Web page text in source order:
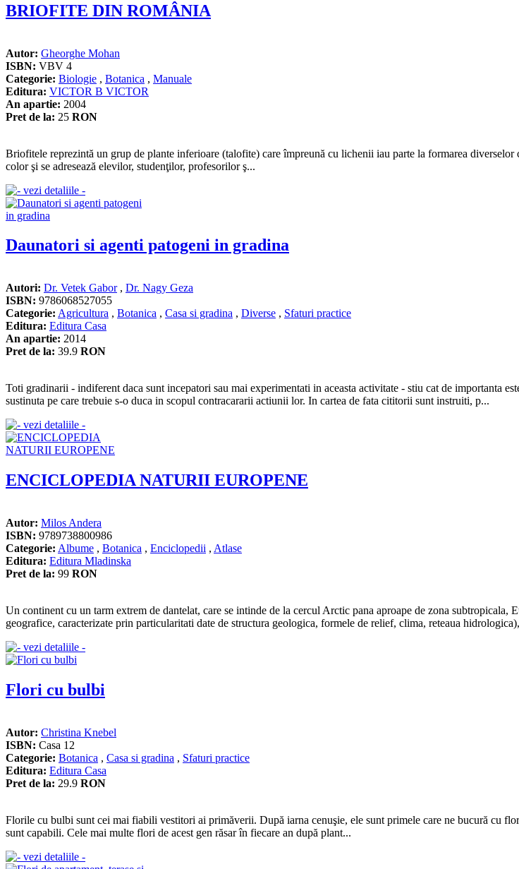
BRIOFITE DIN ROMÂNIA
Autor: Gheorghe Mohan
ISBN: VBV 4
Categorie: Biologie , Botanica , Manuale
Editura: VICTOR B VICTOR
An apartie: 2004
Pret de la: 25 RON
Briofitele reprezintă un grup de plante inferioare (talofite) care împreună cu lichenii iau parte la formarea
color şi se adresează elevilor, studenţilor, profesorilor ş...
Daunatori si agenti patogeni in gradina
Autori: Dr. Vetek Gabor, Dr. Nagy Geza
ISBN: 9786068527055
Categorie: Agricultura , Botanica , Casa si gradina , Diverse , Sfaturi practice
Editura: Editura Casa
An apartie: 2014
Pret de la: 39.9 RON
Toti gradinarii - indiferent daca sunt incepatori sau mai experimentati in aceasta activitate - stiu cat de importanta
sustinuta pe care trebuie s-o duca in scopul contracararii actiunii lor. In cartea de fata cititorii sunt instruiti, p...
ENCICLOPEDIA NATURII EUROPENE
Autor: Milos Andera
ISBN: 9789738800986
Categorie: Albume , Botanica , Enciclopedii , Atlase
Editura: Editura Mladinska
Pret de la: 99 RON
Un continent cu un tarm extrem de dantelat, care se intinde de la cercul Arctic pana aproape de zona
geografice, caracterizate prin particularitati date de structura geologica, formele de relief, clima, reteaua
Flori cu bulbi
Autor: Christina Knebel
ISBN: Casa 12
Categorie: Botanica , Casa si gradina , Sfaturi practice
Editura: Editura Casa
Pret de la: 29.9 RON
Florile cu bulbi sunt cei mai fiabili vestitori ai primăverii. După iarna cenuşie, ele sunt primele care ne bucură cu
sunt capabili. Cele mai multe flori de acest gen răsar în fiecare an după plant...